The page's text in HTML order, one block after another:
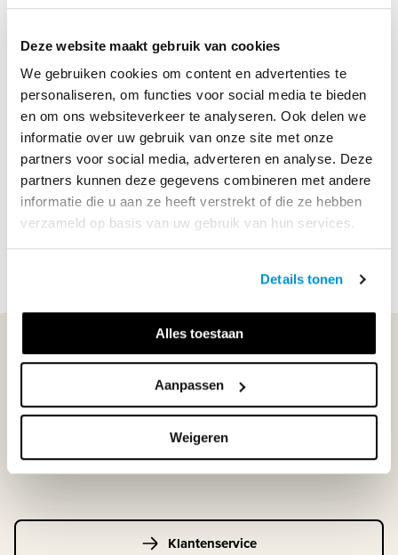
Deze website maakt gebruik van cookies
We gebruiken cookies om content en advertenties te
personaliseren, om functies voor social media te bieden
en om ons websiteverkeer te analyseren. Ook delen we
informatie over uw gebruik van onze site met onze
partners voor social media, adverteren en analyse. Deze
partners kunnen deze gegevens combineren met andere
informatie die u aan ze heeft verstrekt of die ze hebben
verzameld op basis van uw gebruik van hun services.
Details tonen
Alles toestaan
Aanpassen
Weigeren
Nieuwe koppeldocumenten beschikbaar
Transfer-versie van acht modules nu in
eDition
'Tabellen en formules W’ nu ook als digiboek
WIJ STAAN VOOR JE KLAAR!
033-4483000
Maandag t/m vrijdag | 08.00 - 17.00 uur
Klantenservice